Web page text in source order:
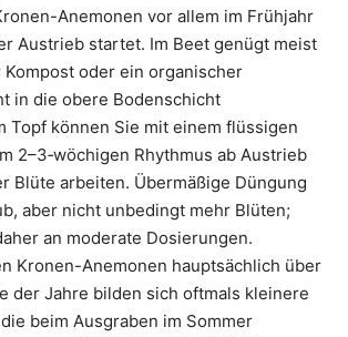
Anemonen vor allem im Frühjahr
Austrieb startet. Im Beet genügt meist
oder ein organischer
in die obere Bodenschicht
Topf können Sie mit einem flüssigen
2–3‑wöchigen Rhythmus ab Austrieb
Blüte arbeiten. Übermäßige Düngung
aber nicht unbedingt mehr Blüten;
an moderate Dosierungen.
Kronen-Anemonen hauptsächlich über
der Jahre bilden sich oftmals kleinere
beim Ausgraben im Sommer